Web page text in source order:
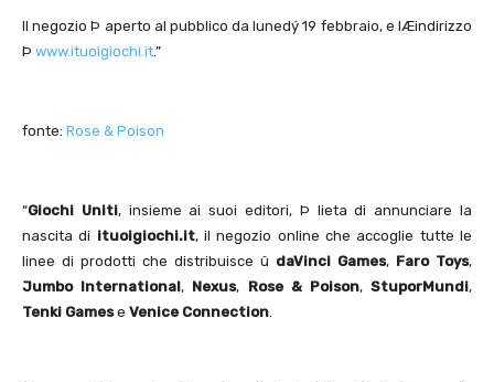
Il negozio Þ aperto al pubblico da lunedý 19 febbraio, e lÆindirizzo
Þ www.ituoigiochi.it.”
fonte: Rose & Poison
“Giochi Uniti, insieme ai suoi editori, Þ lieta di annunciare la
nascita di ituoigiochi.it, il negozio online che accoglie tutte le
linee di prodotti che distribuisce û daVinci Games, Faro Toys,
Jumbo International, Nexus, Rose & Poison,StuporMundi,
Tenki Gamese Venice Connection.